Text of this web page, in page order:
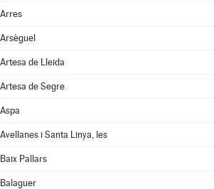
Arres
Arsèguel
Artesa de Lleida
Artesa de Segre
Aspa
Avellanes i Santa Linya, les
Baix Pallars
Balaguer